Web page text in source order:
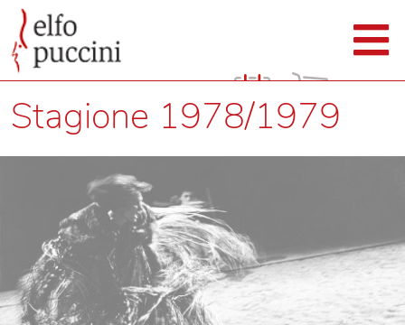
Stagione 1978/1979